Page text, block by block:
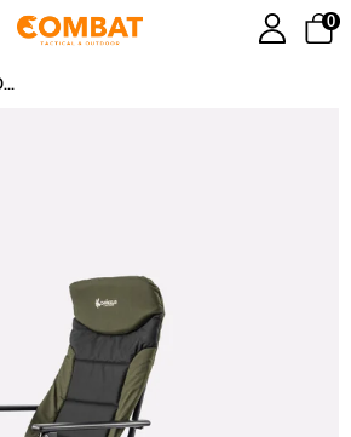
0
KAMP SANDALYESİ ŞEZLONG COMBAT - 009